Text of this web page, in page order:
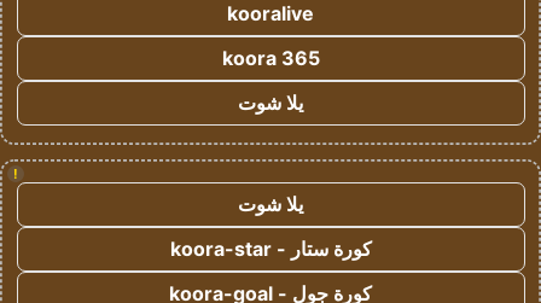
kooralive
koora 365
يلا شوت
!
يلا شوت
كورة ستار - koora-star
كورة جول - koora-goal